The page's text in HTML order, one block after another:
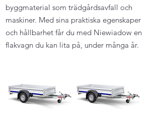
byggmaterial som trädgårdsavfall och
maskiner. Med sina praktiska egenskaper
och hållbarhet får du med Niewiadow en
flakvagn du kan lita på, under många år.